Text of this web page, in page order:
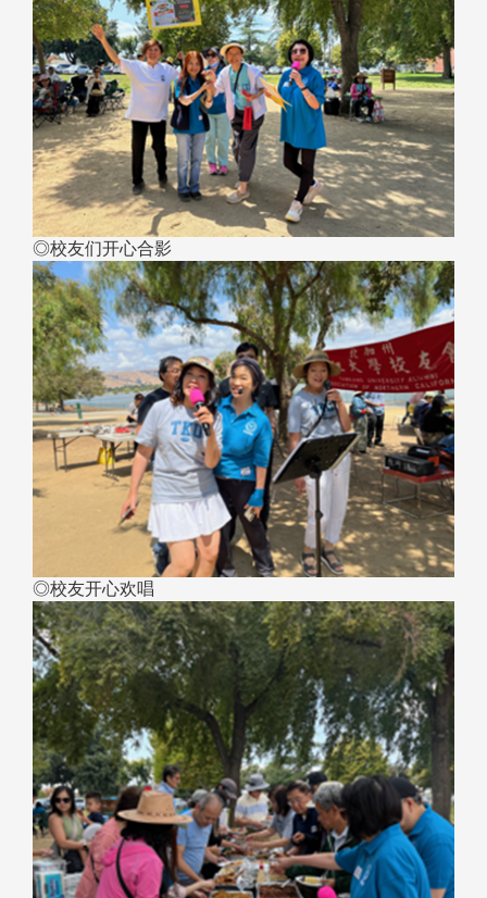
◎校友们开心合影
◎校友开心欢唱